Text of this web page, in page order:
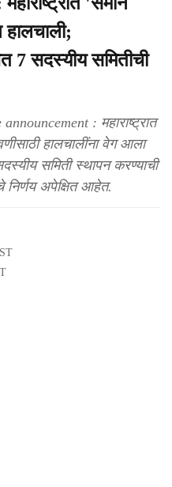
हालचाली;
7 सदस्यीय समितीची
: महाराष्ट्रात
हालचालींना वेग आला
समिती स्थापन करण्याची
निर्णय अपेक्षित आहेत.